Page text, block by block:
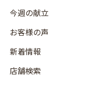
今週の献立
お客様の声
新着情報
店舗検索